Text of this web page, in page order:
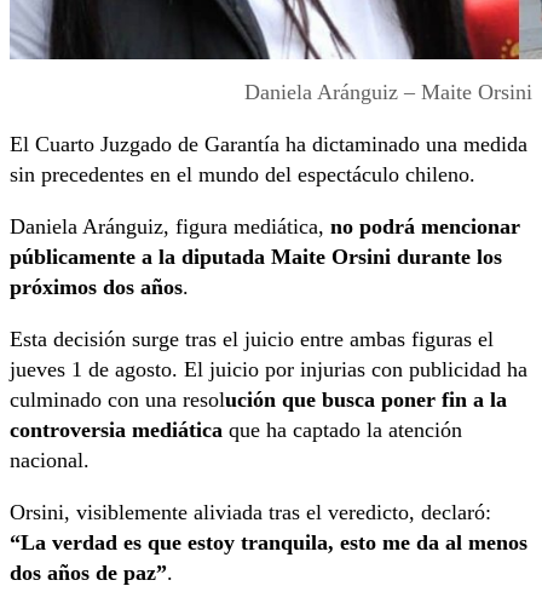
Daniela Aránguiz – Maite Orsini
El Cuarto Juzgado de Garantía ha dictaminado una medida
sin precedentes en el mundo del espectáculo chileno.
Daniela Aránguiz, figura mediática, no podrá mencionar
públicamente a la diputada Maite Orsini durante los
próximos dos años.
Esta decisión surge tras el juicio entre ambas figuras el
jueves 1 de agosto. El juicio por injurias con publicidad ha
culminado con una resolución que busca poner fin a la
controversia mediática que ha captado la atención
nacional.
Orsini, visiblemente aliviada tras el veredicto, declaró:
“La verdad es que estoy tranquila, esto me da al menos
dos años de paz”.